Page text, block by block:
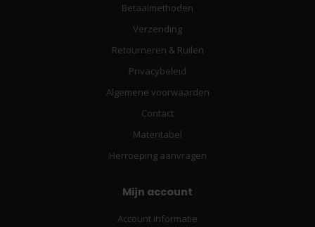
Betaalmethoden
Verzending
Retourneren & Ruilen
Privacybeleid
Algemene voorwaarden
Contact
Matentabel
Herroeping aanvragen
Mijn account
Account informatie